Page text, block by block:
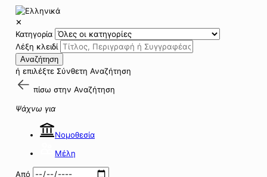
✕
Κατηγορία
Λέξη κλειδί
Αναζήτηση
ή επιλέξτε Σύνθετη Αναζήτηση
πίσω στην Αναζήτηση
Ψάχνω για
Νομοθεσία
Μέλη
Από